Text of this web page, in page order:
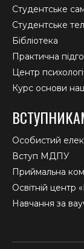
Студентське
Студентське
Бібліотека
Практична
Центр
Курс основи
Особистий
Вступ МДПУ
Приймальна
Освітній центр
Навчання за